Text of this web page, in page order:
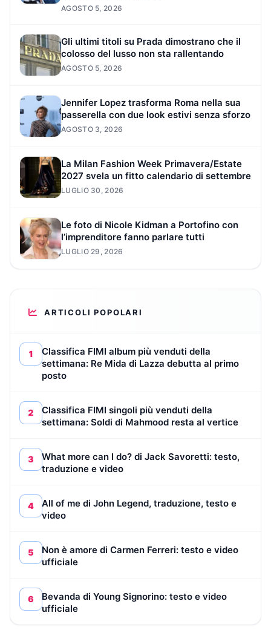
AGOSTO 5, 2026
Gli ultimi titoli su Prada dimostrano che il
colosso del lusso non sta rallentando
AGOSTO 5, 2026
Jennifer Lopez trasforma Roma nella sua
passerella con due look estivi senza sforzo
AGOSTO 3, 2026
La Milan Fashion Week Primavera/Estate
2027 svela un fitto calendario di settembre
LUGLIO 30, 2026
Le foto di Nicole Kidman a Portofino con
l’imprenditore fanno parlare tutti
LUGLIO 29, 2026
ARTICOLI POPOLARI
1
Classifica FIMI album più venduti della
settimana: Re Mida di Lazza debutta al primo
posto
2
Classifica FIMI singoli più venduti della
settimana: Soldi di Mahmood resta al vertice
3
What more can I do? di Jack Savoretti: testo,
traduzione e video
4
All of me di John Legend, traduzione, testo e
video
5
Non è amore di Carmen Ferreri: testo e video
ufficiale
6
Bevanda di Young Signorino: testo e video
ufficiale